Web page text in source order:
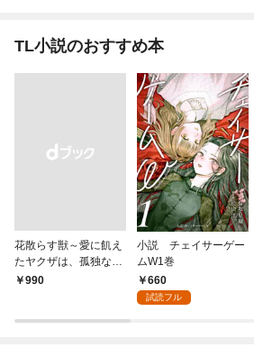
TL小説のおすすめ本
花散らす獣～愛に飢え
たヤクザは、孤独な私
をかき乱す～
￥990
小説 チェイサーゲー
ムW1巻
660
試読フル